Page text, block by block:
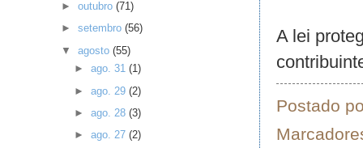
A lei
Postado
►outubro(71)
►setembro(56)
▼agosto(55)
► ago. 31 (1)
► ago. 29 (2)
► ago. 28 (3)
► ago. 27 (2)